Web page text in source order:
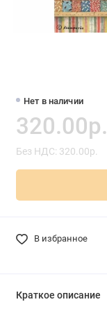
Нет в наличии
320.00р.
Без НДС: 320.00р.
В избранное
Краткое описание